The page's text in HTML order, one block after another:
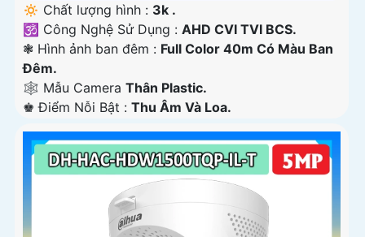
🔅 Chất lượng hình : 3k .
🕉️ Công Nghệ Sử Dụng : AHD CVI TVI BCS.
❃ Hình ảnh ban đêm : Full Color 40m Có Màu Ban
Ðêm.
🕸️ Mẫu Camera Thân Plastic.
️♚ Điểm Nỗi Bật : Thu Âm Và Loa.